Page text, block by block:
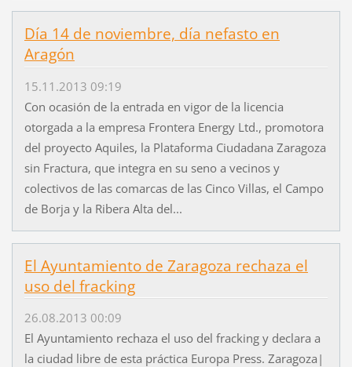
Día 14 de noviembre, día nefasto en
Aragón
15.11.2013 09:19
Con ocasión de la entrada en vigor de la licencia
otorgada a la empresa Frontera Energy Ltd., promotora
del proyecto Aquiles, la Plataforma Ciudadana Zaragoza
sin Fractura, que integra en su seno a vecinos y
colectivos de las comarcas de las Cinco Villas, el Campo
de Borja y la Ribera Alta del...
El Ayuntamiento de Zaragoza rechaza el
uso del fracking
26.08.2013 00:09
El Ayuntamiento rechaza el uso del fracking y declara a
la ciudad libre de esta práctica Europa Press. Zaragoza|